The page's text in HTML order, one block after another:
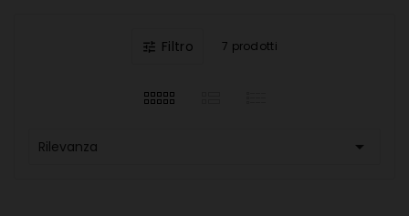
 Filtro 7 prodotti
Rilevanza 